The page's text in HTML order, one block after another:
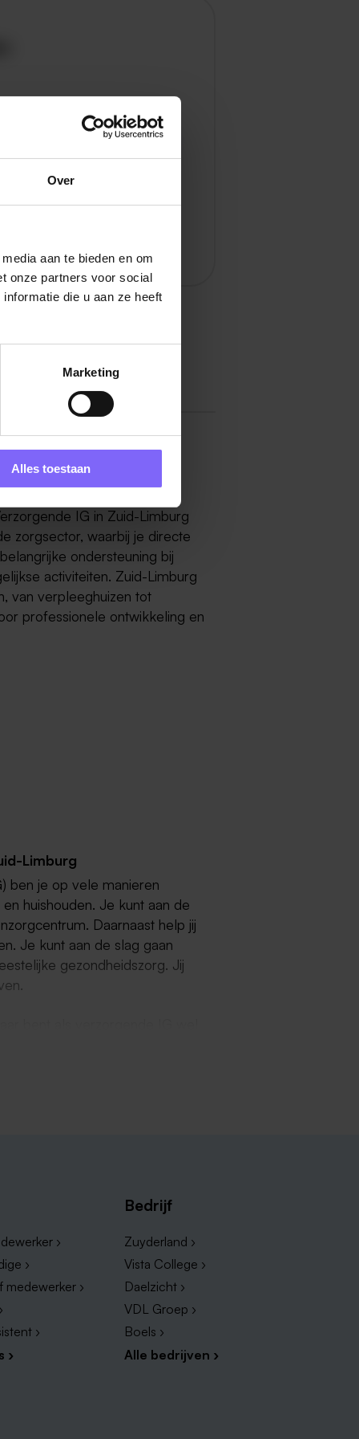
Over
aan te bieden en om
onze partners voor social
die u aan ze heeft
Marketing
Alles toestaan
IG in Zuid-Limburg
zorgsector, waarbij je directe
ondersteuning bij
activiteiten. Zuid-Limburg
van verpleeghuizen tot
professionele ontwikkeling en
Limburg
ben je op vele manieren
huishouden. Je kunt aan de
Daarnaast help jij
Je kunt aan de slag gaan
gezondheidszorg. Jij
verzorgende IG in Zuid-
›
›
medewerker ›
›
›
Bedrijf
Zuyderland ›
Vista College ›
Daelzicht ›
VDL Groep ›
Boels ›
Alle bedrijven ›